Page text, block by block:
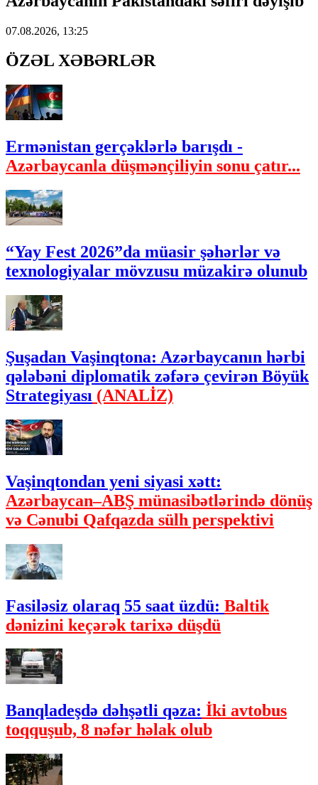
07.08.2026, 13:25
ÖZƏL XƏBƏRLƏR
Ermənistan gerçəklərlə barışdı -
Azərbaycanla düşmənçiliyin sonu çatır...
“Yay Fest 2026”da müasir şəhərlər və
texnologiyalar mövzusu müzakirə olunub
Şuşadan Vaşinqtona: Azərbaycanın hərbi
qələbəni diplomatik zəfərə çevirən Böyük
Strategiyası (ANALİZ)
Vaşinqtondan yeni siyasi xətt:
Azərbaycan–ABŞ münasibətlərində dönüş
və Cənubi Qafqazda sülh perspektivi
Fasiləsiz olaraq 55 saat üzdü: Baltik
dənizini keçərək tarixə düşdü
Banqladeşdə dəhşətli qəza: İki avtobus
toqquşub, 8 nəfər həlak olub